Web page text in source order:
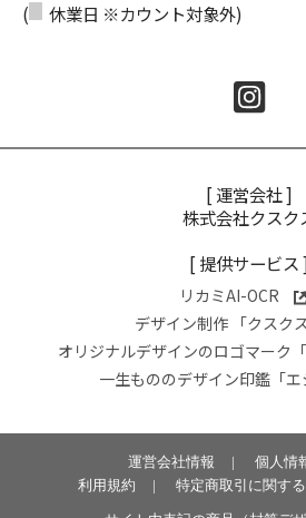
( 休業日 ※カウント対象外)
[ 運営会社 ]
株式会社クスク
[ 提供サービス
リカミAI-OCR
デザイン制作 「クスクス
オリジナルデザインのロゴマーク
一生もののデザイン印鑑「エ
運営会社情報 |
個人情
利用規約
| 特定商取引に関す